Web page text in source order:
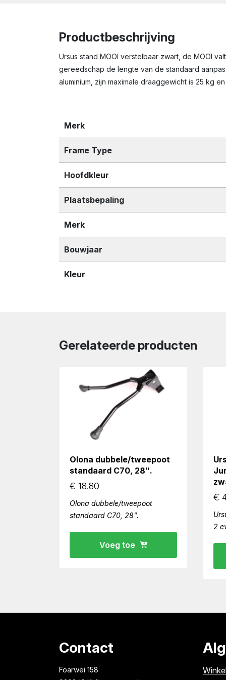
Productbeschrijving
Ursus stand MOOI verstelbaar zwart, de MOOI
gereedschap de lengte van de standaard
aluminium, zijn maximale draaggewicht is 25 kg
Merk
Frame Type
Hoofdkleur
Plaatsbepaling
Merk
Bouwjaar
Kleur
Gerelateerde producten
Olona dubbele/tweepoot
standaard C70, 28″.
€ 18.80
Olona dubbele/tweepoot
standaard C70, 28".
Voeg toe
€
2
Contact
Foarwei 158